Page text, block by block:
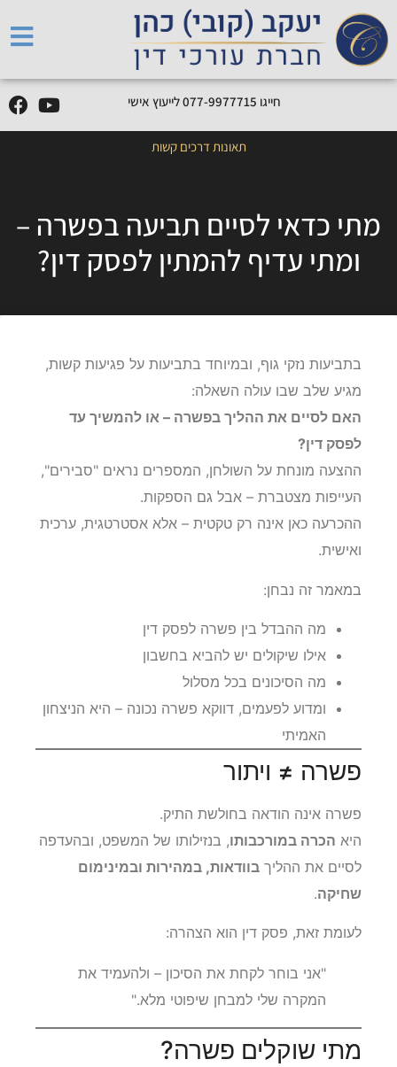
חייגו 077-9977715 לייעוץ אישי
תאונות דרכים קשות
מתי כדאי לסיים תביעה בפשרה –
ומתי עדיף להמתין לפסק דין?
בתביעות נזקי גוף, ובמיוחד בתביעות על פגיעות קשות,
מגיע שלב שבו עולה השאלה:
האם לסיים את ההליך בפשרה – או להמשיך עד
לפסק דין?
ההצעה מונחת על השולחן, המספרים נראים "סבירים",
העייפות מצטברת – אבל גם הספקות.
ההכרעה כאן אינה רק טקטית – אלא אסטרטגית, ערכית
ואישית.
במאמר זה נבחן:
מה ההבדל בין פשרה לפסק דין
אילו שיקולים יש להביא בחשבון
מה הסיכונים בכל מסלול
ומדוע לפעמים, דווקא פשרה נכונה – היא הניצחון
האמיתי
פשרה ≠ ויתור
פשרה אינה הודאה בחולשת התיק.
היא הכרה במורכבותו, בנזילותו של המשפט, ובהעדפה
לסיים את ההליך בוודאות, במהירות ובמינימום
שחיקה.
לעומת זאת, פסק דין הוא הצהרה:
"אני בוחר לקחת את הסיכון – ולהעמיד את
המקרה שלי למבחן שיפוטי מלא."
מתי שוקלים פשרה?